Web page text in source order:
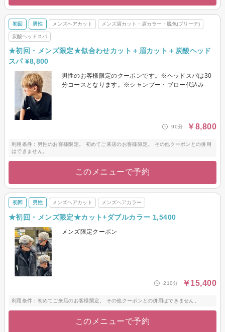
初回 男性 メンズヘアカット メンズ眉カット・眉カラー・脱色(ブリーチ)
炭酸ヘッドスパ
★初回・メンズ限定★似合わせカット＋眉カット＋炭酸ヘッド
スパ ¥8,800
男性のお客様限定のクーポンです。※ヘッドスパは30
分コースとなります。※シャンプー・ブロー代込み
90分 ￥8,800
利用条件：男性のお客様限定。 初めてご来店のお客様限定。 その他クーポンとの併用
はできません。
このメニューで予約
初回 男性 メンズヘアカット メンズヘアカラー
★初回・メンズ限定★カット+ダブルカラー 1,5400
メンズ限定クーポン
210分 ￥15,400
利用条件：初めてご来店のお客様限定。 その他クーポンとの併用はできません。
このメニューで予約